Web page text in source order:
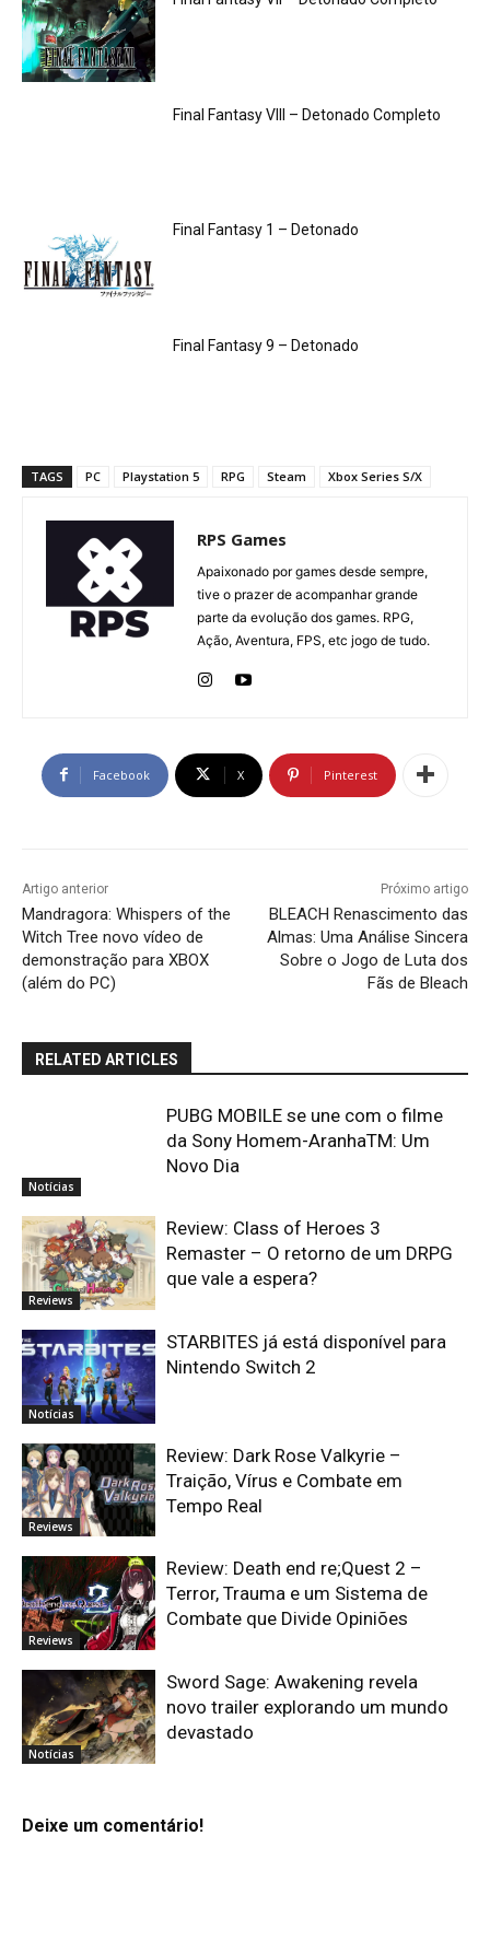
Final Fantasy VIII – Detonado Completo
Final Fantasy 1 – Detonado
Final Fantasy 9 – Detonado
TAGS PC Playstation 5 RPG Steam Xbox Series S/X
RPS Games
Apaixonado por games desde sempre,
tive o prazer de acompanhar grande
parte da evolução dos games. RPG,
Ação, Aventura, FPS, etc jogo de tudo.
Facebook X Pinterest
Artigo anterior
Mandragora: Whispers of the
Witch Tree novo vídeo de
demonstração para XBOX
(além do PC)
Próximo artigo
BLEACH Renascimento das
Almas: Uma Análise Sincera
Sobre o Jogo de Luta dos
Fãs de Bleach
RELATED ARTICLES
Notícias
PUBG MOBILE se une com o filme
da Sony Homem-AranhaTM: Um
Novo Dia
Reviews
Review: Class of Heroes 3
Remaster – O retorno de um DRPG
que vale a espera?
Notícias
STARBITES já está disponível para
Nintendo Switch 2
Reviews
Review: Dark Rose Valkyrie –
Traição, Vírus e Combate em
Tempo Real
Reviews
Review: Death end re;Quest 2 –
Terror, Trauma e um Sistema de
Combate que Divide Opiniões
Notícias
Sword Sage: Awakening revela
novo trailer explorando um mundo
devastado
Deixe um comentário!